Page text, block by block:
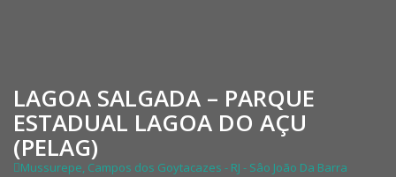
LAGOA SALGADA – PARQUE
ESTADUAL LAGOA DO AÇU
(PELAG)
Mussurepe, Campos dos Goytacazes - RJ - Sâo João Da Barra